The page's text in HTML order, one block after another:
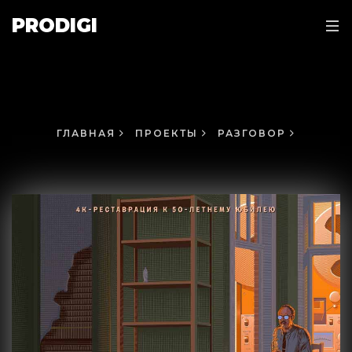
PRODIGI
ГЛАВНАЯ ПРОЕКТЫ РАЗГОВОР